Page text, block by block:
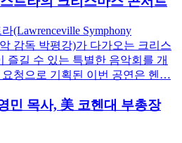
(Lawrenceville Symphony
감독 박평강)가 다가오는 크리스
즐길 수 있는 특별한 음악회를 개
청으로 기획된 이번 공연은 헨…
민 목사, 美 코헨대 부총장